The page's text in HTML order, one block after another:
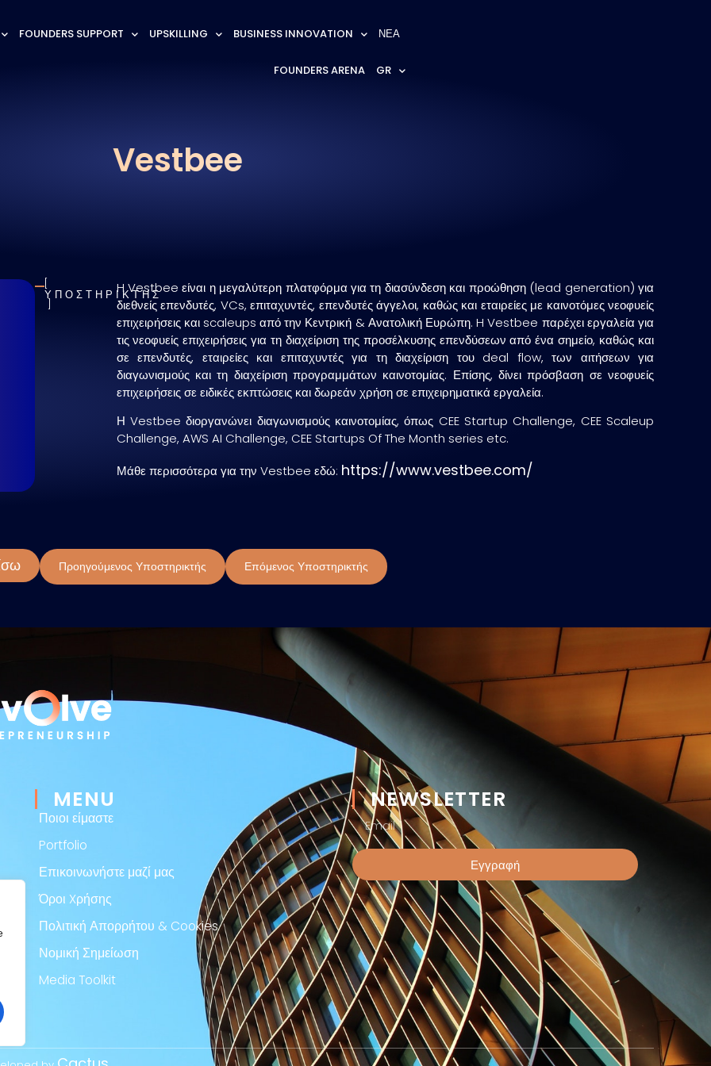
FOUNDERS SUPPORT UPSKILLING BUSINESS INNOVATION ΝΕΑ
FOUNDERS ARENA GR
Vestbee
ΥΠΟΣΤΗΡΙΚΤΗΣH Vestbee είναι η μεγαλύτερη πλατφόρμα για τη διασύνδεση και προώθηση (lead generation) για
διεθνείς επενδυτές, VCs, επιταχυντές, επενδυτές άγγελοι, καθώς και εταιρείες με καινοτόμες νεοφυείς
επιχειρήσεις και scaleups από την Κεντρική & Ανατολική Ευρώπη. H Vestbee παρέχει εργαλεία για
τις νεοφυείς επιχειρήσεις για τη διαχείριση της προσέλκυσης επενδύσεων από ένα σημείο, καθώς και
σε επενδυτές, εταιρείες και επιταχυντές για τη διαχείριση του deal flow, των αιτήσεων για
διαγωνισμούς και τη διαχείριση προγραμμάτων καινοτομίας. Επίσης, δίνει πρόσβαση σε νεοφυείς
επιχειρήσεις σε ειδικές εκπτώσεις και δωρεάν χρήση σε επιχειρηματικά εργαλεία.
Η Vestbee διοργανώνει διαγωνισμούς καινοτομίας, όπως CEE Startup Challenge, CEE Scaleup
Challenge, AWS AI Challenge, CEE Startups Of The Month series etc.
Μάθε περισσότερα για την Vestbee εδώ: https://www.vestbee.com/
Προηγούμενος Υποστηρικτής Επόμενος Υποστηρικτής
MENU
Ποιοι είμαστε
Portfolio
Επικοινωνήστε μαζί μας
Όροι Xρήσης
Πολιτική Απορρήτου & Cookies
Νομική Σημείωση
Media Toolkit
NEWSLETTER
Εγγραφή